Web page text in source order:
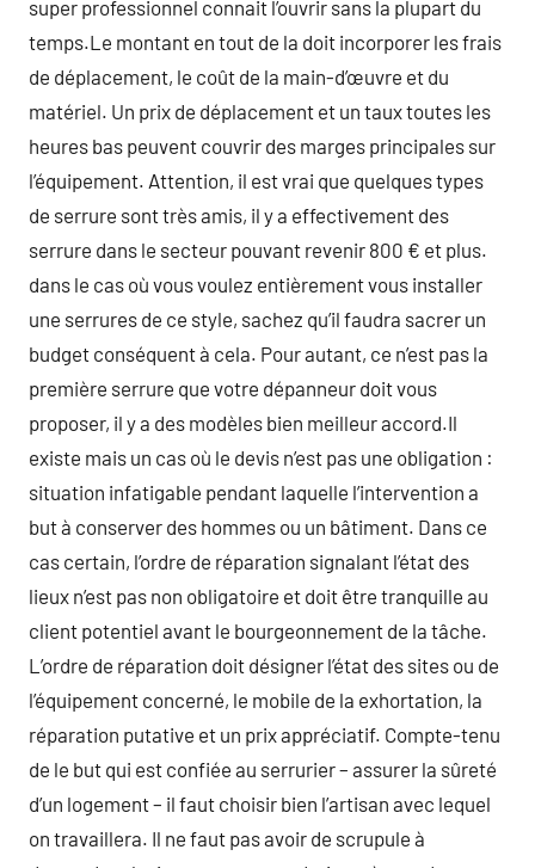
super professionnel connait l’ouvrir sans la plupart du
temps.Le montant en tout de la doit incorporer les frais
de déplacement, le coût de la main-d’œuvre et du
matériel. Un prix de déplacement et un taux toutes les
heures bas peuvent couvrir des marges principales sur
l’équipement. Attention, il est vrai que quelques types
de serrure sont très amis, il y a effectivement des
serrure dans le secteur pouvant revenir 800 € et plus.
dans le cas où vous voulez entièrement vous installer
une serrures de ce style, sachez qu’il faudra sacrer un
budget conséquent à cela. Pour autant, ce n’est pas la
première serrure que votre dépanneur doit vous
proposer, il y a des modèles bien meilleur accord.Il
existe mais un cas où le devis n’est pas une obligation :
situation infatigable pendant laquelle l’intervention a
but à conserver des hommes ou un bâtiment. Dans ce
cas certain, l’ordre de réparation signalant l’état des
lieux n’est pas non obligatoire et doit être tranquille au
client potentiel avant le bourgeonnement de la tâche.
L’ordre de réparation doit désigner l’état des sites ou de
l’équipement concerné, le mobile de la exhortation, la
réparation putative et un prix appréciatif. Compte-tenu
de le but qui est confiée au serrurier – assurer la sûreté
d’un logement – il faut choisir bien l’artisan avec lequel
on travaillera. Il ne faut pas avoir de scrupule à